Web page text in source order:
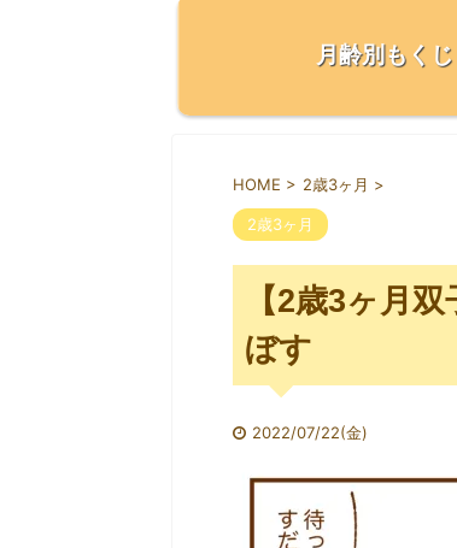
月齢別もくじ
HOME > 2歳3ヶ月 >
2歳3ヶ月
【2歳3ヶ月
ぼす
2022/07/22(金)